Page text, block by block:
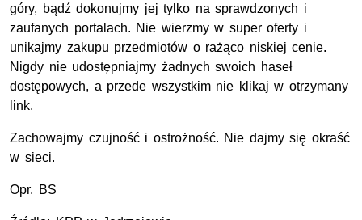
góry, bądź dokonujmy jej tylko na sprawdzonych i
zaufanych portalach. Nie wierzmy w super oferty i
unikajmy zakupu przedmiotów o rażąco niskiej cenie.
Nigdy nie udostępniajmy żadnych swoich haseł
dostępowych, a przede wszystkim nie klikaj w otrzymany
link.
Zachowajmy czujność i ostrożność. Nie dajmy się okraść
w sieci.
Opr. BS